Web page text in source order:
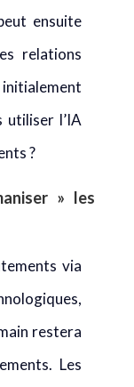
ensuite
relations
utiliser l’IA
?
» les
via
restera
Les